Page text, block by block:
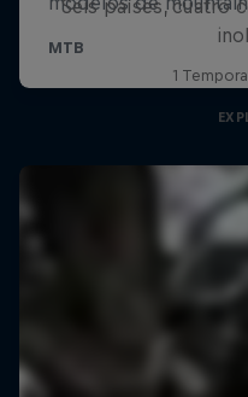
Seis países, cuatro
1